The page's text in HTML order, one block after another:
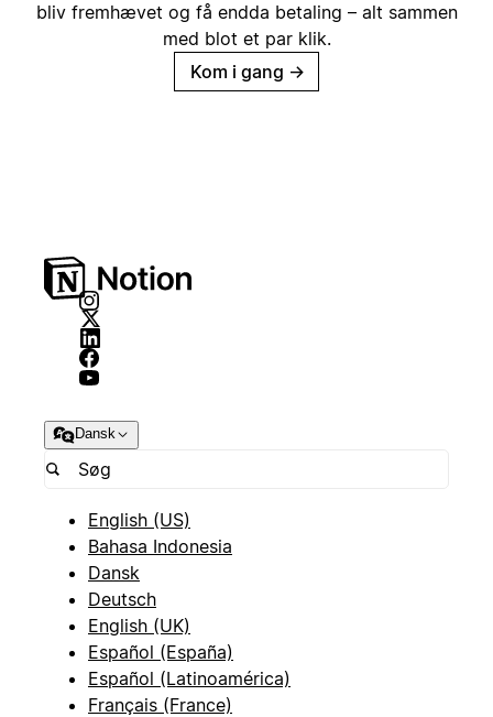
bliv fremhævet og få endda betaling – alt sammen
med blot et par klik.
Kom i gang →
Dansk
English (US)
Bahasa Indonesia
Dansk
Deutsch
English (UK)
Español (España)
Español (Latinoamérica)
Français (France)